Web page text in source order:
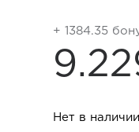
+ 1384.35
Нет в наличии